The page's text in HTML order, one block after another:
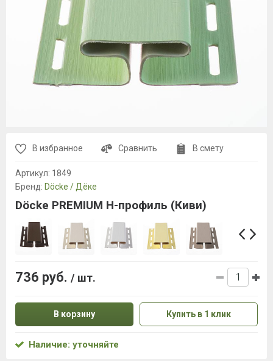
В избранное Сравнить В смету
Артикул: 1849
Бренд: Döcke / Дёке
Döcke PREMIUM H-профиль (Киви)
736 руб. / шт.
В корзину Купить в 1 клик
Наличие: уточняйте